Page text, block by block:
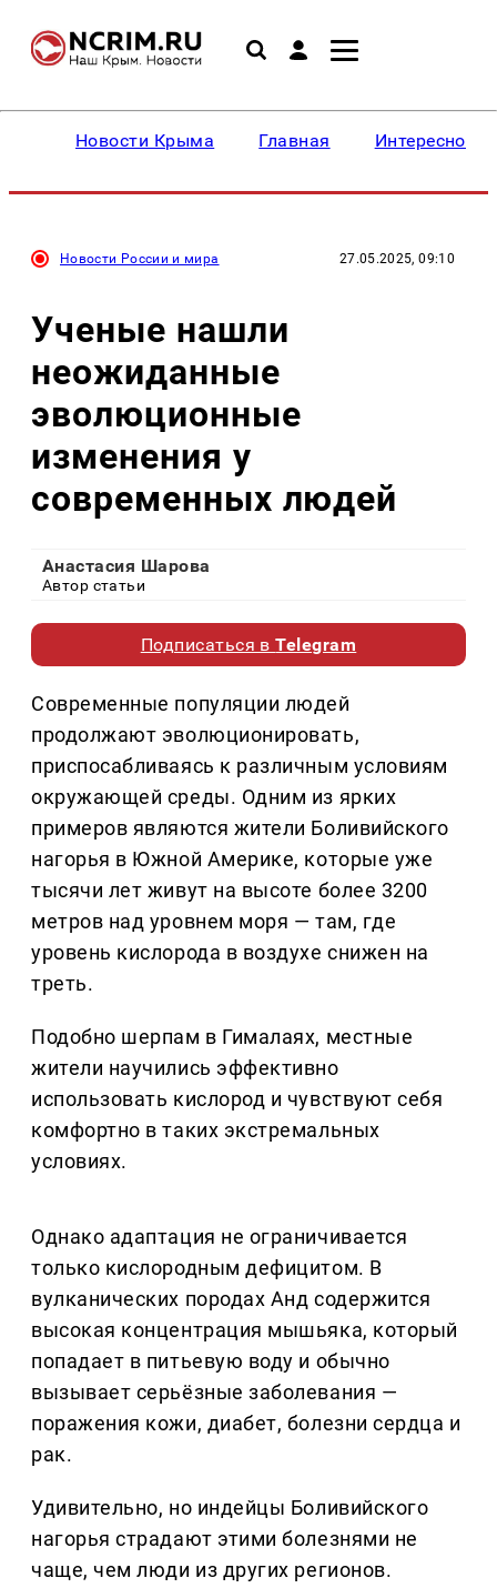
Новости Крыма Главная Интересное
Новости России и мира 27.05.2025, 09:10
Ученые нашли
неожиданные
эволюционные
изменения у
современных людей
Анастасия Шарова
Автор статьи
Подписаться вTelegram
Современные популяции людей
продолжают эволюционировать,
приспосабливаясь к различным условиям
окружающей среды. Одним из ярких
примеров являются жители Боливийского
нагорья в Южной Америке, которые уже
тысячи лет живут на высоте более 3200
метров над уровнем моря — там, где
уровень кислорода в воздухе снижен на
треть.
Подобно шерпам в Гималаях, местные
жители научились эффективно
использовать кислород и чувствуют себя
комфортно в таких экстремальных
условиях.
Однако адаптация не ограничивается
только кислородным дефицитом. В
вулканических породах Анд содержится
высокая концентрация мышьяка, который
попадает в питьевую воду и обычно
вызывает серьёзные заболевания —
поражения кожи, диабет, болезни сердца и
рак.
Удивительно, но индейцы Боливийского
нагорья страдают этими болезнями не
чаще, чем люди из других регионов.